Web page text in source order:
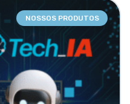
NOSSOS PRODUTOS